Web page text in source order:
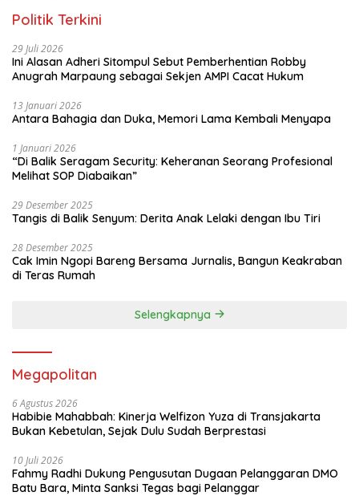
Politik Terkini
29 Juli 2026
Ini Alasan Adheri Sitompul Sebut Pemberhentian Robby
Anugrah Marpaung sebagai Sekjen AMPI Cacat Hukum
13 Januari 2026
Antara Bahagia dan Duka, Memori Lama Kembali Menyapa
1 Januari 2026
“Di Balik Seragam Security: Keheranan Seorang Profesional
Melihat SOP Diabaikan”
29 Desember 2025
Tangis di Balik Senyum: Derita Anak Lelaki dengan Ibu Tiri
28 Desember 2025
Cak Imin Ngopi Bareng Bersama Jurnalis, Bangun Keakraban
di Teras Rumah
Selengkapnya
Megapolitan
6 Agustus 2026
Habibie Mahabbah: Kinerja Welfizon Yuza di Transjakarta
Bukan Kebetulan, Sejak Dulu Sudah Berprestasi
10 Juli 2026
Fahmy Radhi Dukung Pengusutan Dugaan Pelanggaran DMO
Batu Bara, Minta Sanksi Tegas bagi Pelanggar